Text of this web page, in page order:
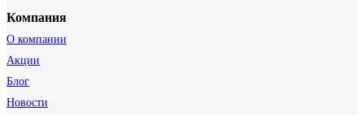
Компания
О компании
Акции
Блог
Новости